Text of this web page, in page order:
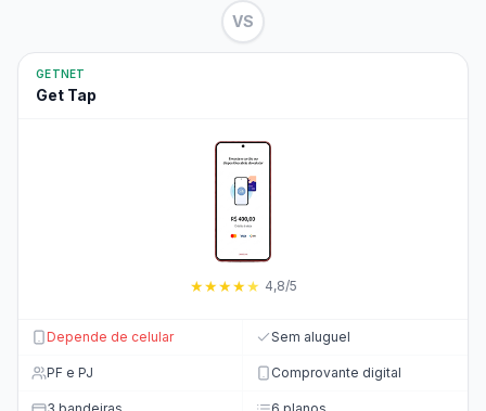
VS
GETNET
Get Tap
★★★★★ 4,8/5
Depende de celular Sem aluguel
PF e PJ Comprovante digital